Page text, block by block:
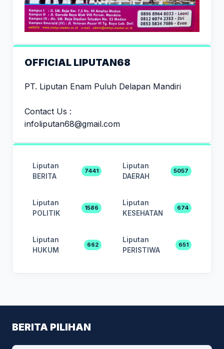
OFFICIAL LIPUTAN68
PT. Liputan Enam Puluh Delapan Mandiri
Contact Us :
infoliputan68@gmail.com
Liputan
BERITA
7441
Liputan
DAERAH
5057
Liputan
POLITIK
1586
Liputan
KESEHATAN
674
Liputan
HUKUM
662
Liputan
PERISTIWA
651
BERITA PILIHAN